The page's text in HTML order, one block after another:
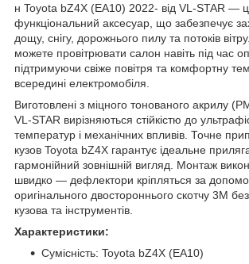
н Toyota bZ4X (EA10) 2022- від VL-STAR —
функціональний аксесуар, що забезпечує
дощу, снігу, дорожнього пилу та потоків
можете провітрювати салон навіть під час
підтримуючи свіже повітря та комфортну
всередині електромобіля.
Виготовлені з міцного тонованого акрилу
VL-STAR вирізняються стійкістю до
температур і механічних впливів. Точне
кузов Toyota bZ4X гарантує ідеальне
гармонійний зовнішній вигляд. Монтаж
швидко — дефлектори кріпляться за
оригінального двостороннього скотчу 3M
кузова та інструментів.
Характеристики:
Сумісність: Toyota bZ4X (EA10)